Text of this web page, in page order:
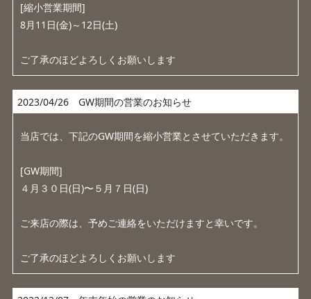
[縮小営業期間]
8月11日(金)～12日(土)
ご了承のほどよろしくお願いします
2023/04/26 GW期間の営業のお知らせ
当店では、下記のGW期間を縮小営業とさせていただきます。
[GW期間]
４月３０日(日)〜５月７日(日)
ご来店の際は、予めご連絡をいただけますと幸いです。
ご了承のほどよろしくお願いします